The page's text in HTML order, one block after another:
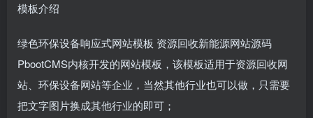
模板介绍
绿色环保设备响应式网站模板 资源回收新能源网站源码
PbootCMS内核开发的网站模板，该模板适用于资源回收网
站、环保设备网站等企业，当然其他行业也可以做，只需要
把文字图片换成其他行业的即可；